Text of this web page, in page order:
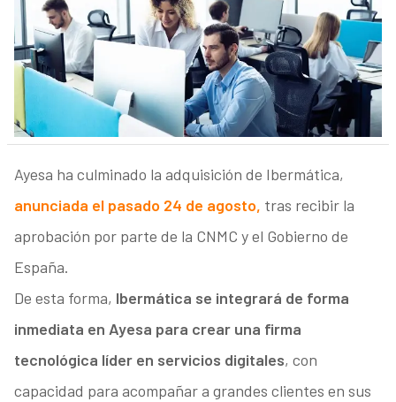
Ayesa ha culminado la adquisición de Ibermática,
anunciada el pasado 24 de agosto, tras recibir la
aprobación por parte de la CNMC y el Gobierno de
España.
De esta forma, Ibermática se integrará de forma
inmediata en Ayesa para crear una firma
tecnológica líder en servicios digitales, con
capacidad para acompañar a grandes clientes en sus